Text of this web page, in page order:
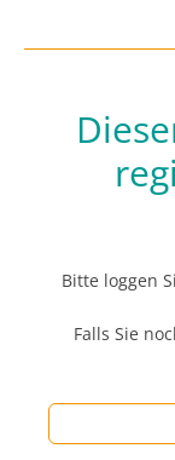
Bitte loggen
Falls Sie